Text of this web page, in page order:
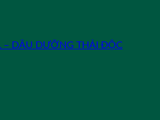
– DẦU DƯỠNG THẢI ĐỘC